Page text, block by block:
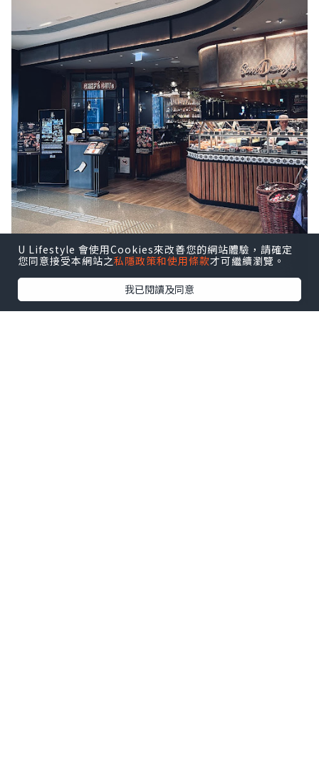
U Lifestyle 會使用Cookies來改善您的網站體驗，請確定
您同意接受本網站之私隱政策和使用條款才可繼續瀏覽。
我已閱讀及同意